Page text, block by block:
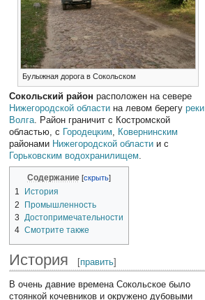
Булыжная дорога в Сокольском
Сокольский район расположен на севере
Нижегородской области на левом берегуреки
Волга. Район граничит с Костромской
областью, с Городецким, Ковернинским
районами Нижегородской области и с
Горьковским водохранилищем.
Содержание
1
История
2
Промышленность
3
Достопримечательности
4 Смотрите также
История [править]
В очень давние времена Сокольское было
стоянкой кочевников и окружено дубовыми